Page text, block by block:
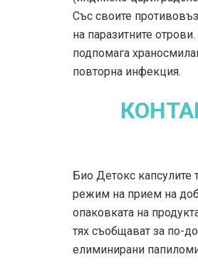
Със своите
на паразитните
подпомага
повторна инфекция.
Био Детокс капсулите
режим на прием на
опаковката на
тях съобщават за по-
елиминирани